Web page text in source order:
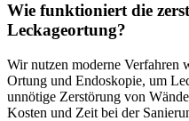
Wie funktioniert die
Leckageortung?
Wir nutzen moderne Verfahren
Ortung und Endoskopie, um
unnötige Zerstörung von
Kosten und Zeit bei der